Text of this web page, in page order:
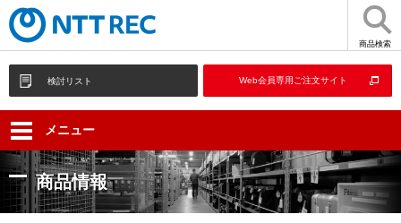
商品検索
検討リスト Web会員専用ご注文サイト
メニュー
商品情報